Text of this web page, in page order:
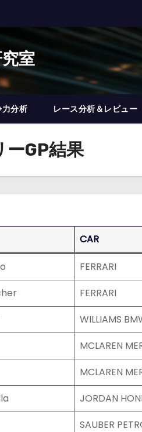
室
力分析 レース分析＆レビュー
GP結果
CAR
FERRARI
FERRARI
WILLIAMS
MCLAREN
MCLAREN
JORDAN
SAUBER